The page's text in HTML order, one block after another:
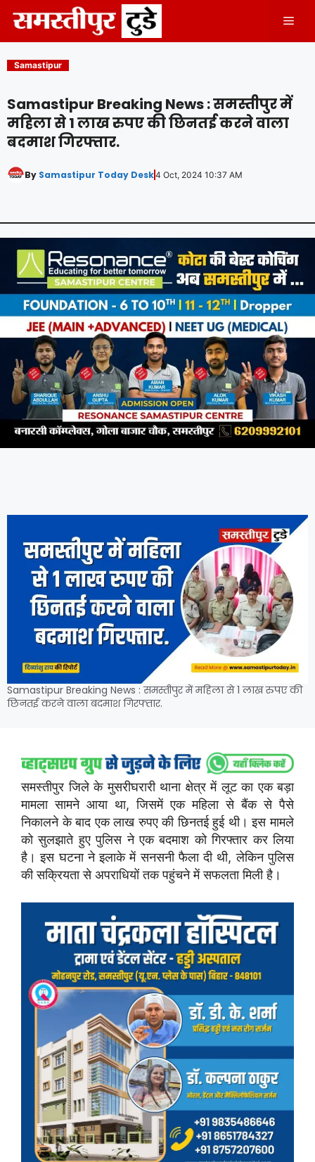
content
Samastipur
Samastipur Breaking News : समस्तीपुर में
महिला से 1 लाख रुपए की छिनतई करने वाला
बदमाश गिरफ्तार.
By Samastipur Today Desk4 Oct, 2024 10:37 AM
Samastipur Breaking News : समस्तीपुर में महिला से 1 लाख रुपए की
छिनतई करने वाला बदमाश गिरफ्तार.
समस्तीपुर जिले के मुसरीघरारी थाना क्षेत्र में लूट का एक बड़ा
मामला सामने आया था, जिसमें एक महिला से बैंक से पैसे
निकालने के बाद एक लाख रुपए की छिनतई हुई थी। इस मामले
को सुलझाते हुए पुलिस ने एक बदमाश को गिरफ्तार कर लिया
है। इस घटना ने इलाके में सनसनी फैला दी थी, लेकिन पुलिस
की सक्रियता से अपराधियों तक पहुंचने में सफलता मिली है।